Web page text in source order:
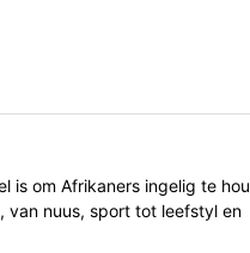
is om Afrikaners ingelig te hou
van nuus, sport tot leefstyl en